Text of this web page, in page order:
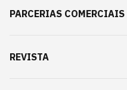
PARCERIAS COMERCIAIS
REVISTA